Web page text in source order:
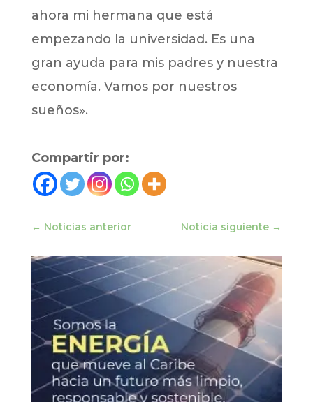
ahora mi hermana que está
empezando la universidad. Es una
gran ayuda para mis padres y nuestra
economía. Vamos por nuestros
sueños».
Compartir por:
← Noticias anterior Noticia siguiente →